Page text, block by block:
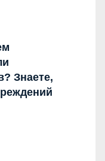
Знаете,